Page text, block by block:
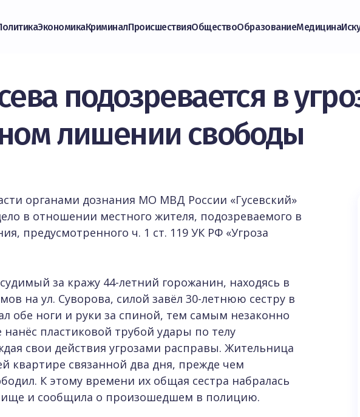
ЭкономикаКриминалПроисшествияОбществоОбразованиеМедицина
подозревается в
лишении свободы
органами дознания МО МВД России «Гусевский»
в отношении местного жителя, подозреваемого в
предусмотренного ч. 1 ст. 119 УК РФ «Угроза
за кражу 44-летний горожанин, находясь в
на ул. Суворова, силой завёл 30-летнюю сестру в
обе ноги и руки за спиной, тем самым незаконно
пластиковой трубой удары по телу
свои действия угрозами расправы. Жительница
квартире связанной два дня, прежде чем
К этому времени их общая сестра набралась
и сообщила о произошедшем в полицию.